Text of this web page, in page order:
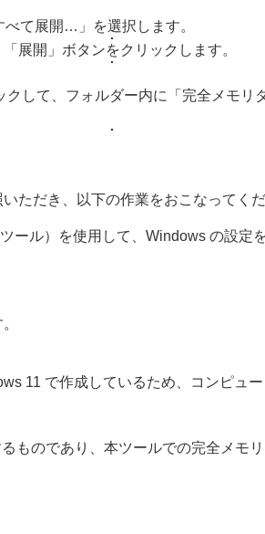
て展開…」を選択します。
展開」ボタンをクリックします。
して、フォルダー内に「完全メモリ
ただき、以下の作業をおこなってくだ
ール）を使用して、Windows の設定
11 で作成しているため、コンピュ
のであり、本ツールでの完全メモリ